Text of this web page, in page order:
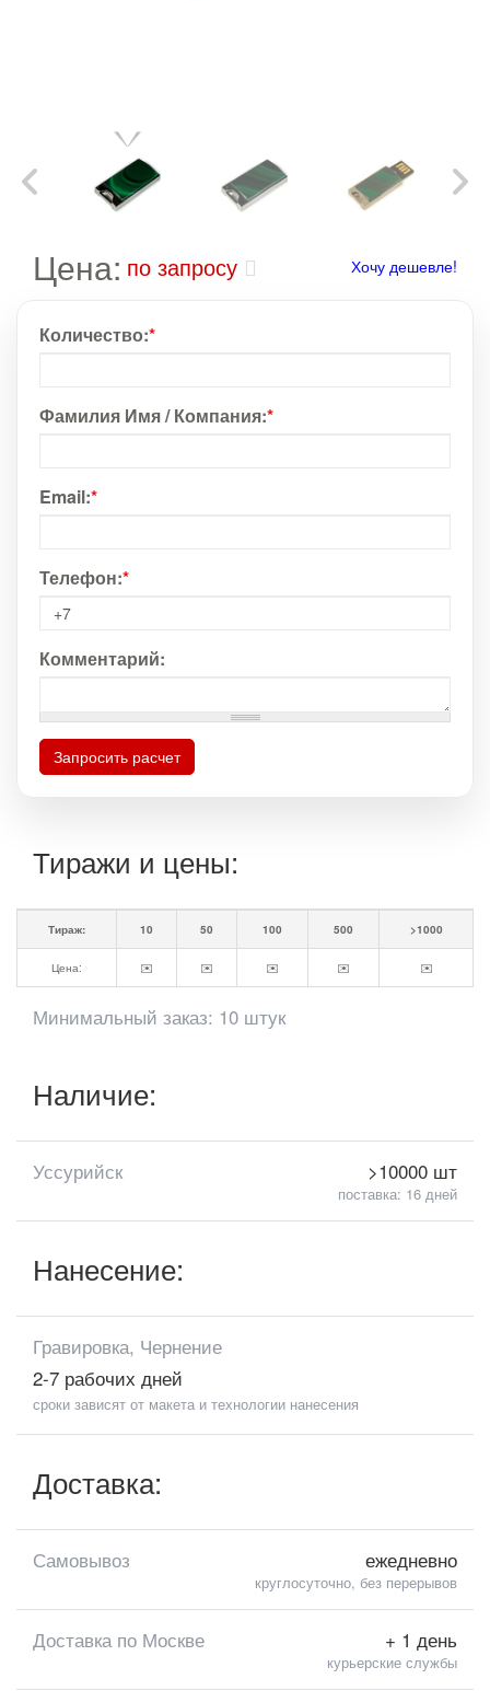
Цена: по запросу Хочу дешевле!
Количество:*
Фамилия Имя / Компания:*
Email:*
Телефон:*
Комментарий:
Запросить расчет
Тиражи и цены:
Тираж: 10 50 100 500 >1000
Цена: ✉️ ✉️ ✉️ ✉️ ✉️
Минимальный заказ: 10 штук
Наличие:
Уссурийск >10000 шт
поставка: 16 дней
Нанесение:
Гравировка, Чернение
2-7 рабочих дней
сроки зависят от макета и технологии нанесения
Доставка:
Самовывоз ежедневно
круглосуточно, без перерывов
Доставка по Москве + 1 день
курьерские службы